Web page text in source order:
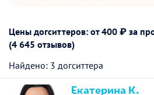
Цены догситтеров: от 400 ₽ за
(4 645 отзывов)
Найдено: 3 догситтера
Екатерина К.